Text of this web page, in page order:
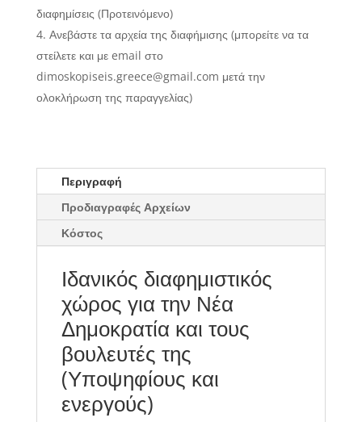
διαφημίσεις (Προτεινόμενο)
Ανεβάστε τα αρχεία της διαφήμισης (μπορείτε να τα
στείλετε και με email στο
dimoskopiseis.greece@gmail.com μετά την
ολοκλήρωση της παραγγελίας)
Περιγραφή
Προδιαγραφές Αρχείων
Κόστος
Ιδανικός διαφημιστικός
χώρος για την Νέα
Δημοκρατία και τους
βουλευτές της
(Υποψηφίους και
ενεργούς)